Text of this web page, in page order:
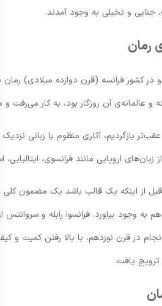
جنایی و تخیلی به وجود آمدند.
رمان
و در کشور فرانسه (قرن دوازده میلادی)
و عالمانه‌ی آن روزگار بود، به کار می‌رفت و
عقب‌تر بازگردیم، آثاری منظوم با زبانی
زبان‌های اروپایی مانند فرانسوی، ایتالیایی،
قبل از اینکه یک قالب باشد یک مضمون
به وجود بیاورد. فرانسوا رابله و
در قرن نوزدهم، با بالا رفتن کمیت
ترویج یافت.